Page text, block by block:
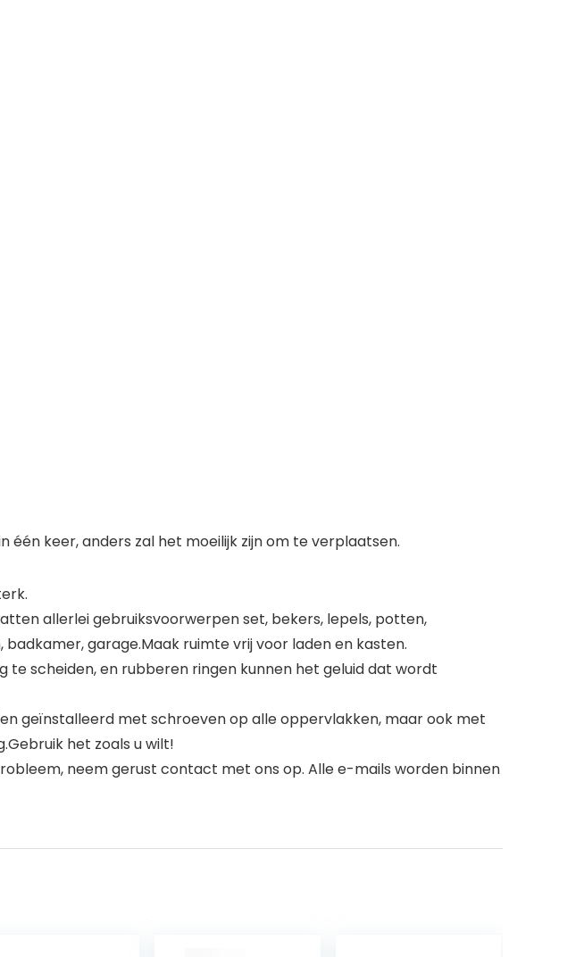
één keer, anders zal het moeilijk zijn om te verplaatsen.
allerlei gebruiksvoorwerpen set, bekers, lepels, potten,
garage.Maak ruimte vrij voor laden en kasten.
te scheiden, en rubberen ringen kunnen het geluid dat wordt
geïnstalleerd met schroeven op alle oppervlakken, maar ook met
het zoals u wilt!
neem gerust contact met ons op. Alle e-mails worden binnen